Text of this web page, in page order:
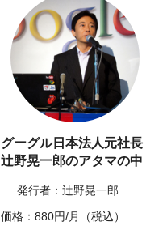
グーグル日本法人元社長
辻野晃一郎のアタマの中
発行者：辻野晃一郎
価格：880円/月（税込）